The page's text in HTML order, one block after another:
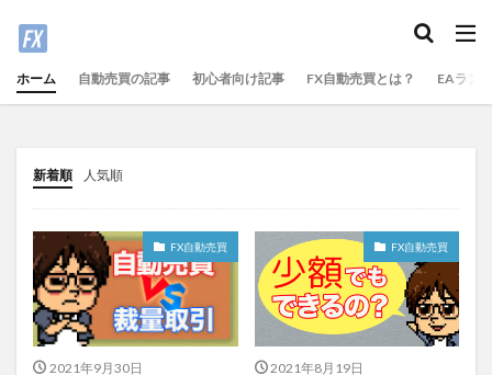
ホーム 自動売買の記事 初心者向け記事 FX自動売買とは？ EAラン
新着順 人気順
FX自動売買
2021年9月30日
FX自動売買
2021年8月19日